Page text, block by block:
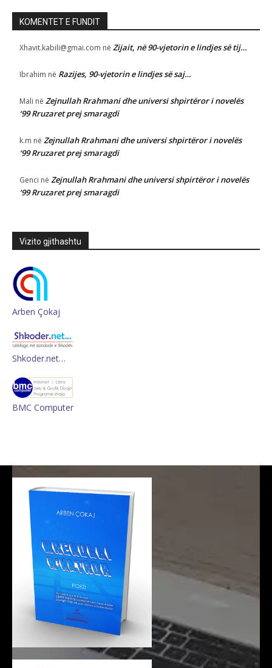
KOMENTET E FUNDIT
Xhavit.kabili@gmai.com në Zijait, në 90-vjetorin e lindjes së tij…
Ibrahim në Razijes, 90-vjetorin e lindjes së saj…
Mali në Zejnullah Rrahmani dhe universi shpirtëror i novelës
‘99 Rruzaret prej smaragdi
k.m në Zejnullah Rrahmani dhe universi shpirtëror i novelës
‘99 Rruzaret prej smaragdi
Genci në Zejnullah Rrahmani dhe universi shpirtëror i novelës
‘99 Rruzaret prej smaragdi
Vizito gjithashtu
Arben Çokaj
Shkoder.net…
BMC Computer